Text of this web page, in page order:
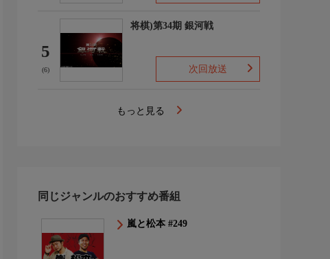
5
(6)
将棋)第34期 銀河戦
次回放送
もっと見る
同じジャンルのおすすめ番組
嵐と松本 #249